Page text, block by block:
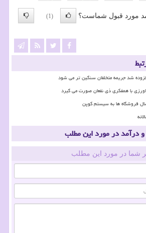
مورد قبول شماست؟
(1)
شد جریمه متخلفان سنگین تر می شود
با همفکری ذی نفعان صورت می گیرد
فروشگاه ها به سیستم کوپن
و درآمد در مورد این مطلب
شما در مورد این مطلب